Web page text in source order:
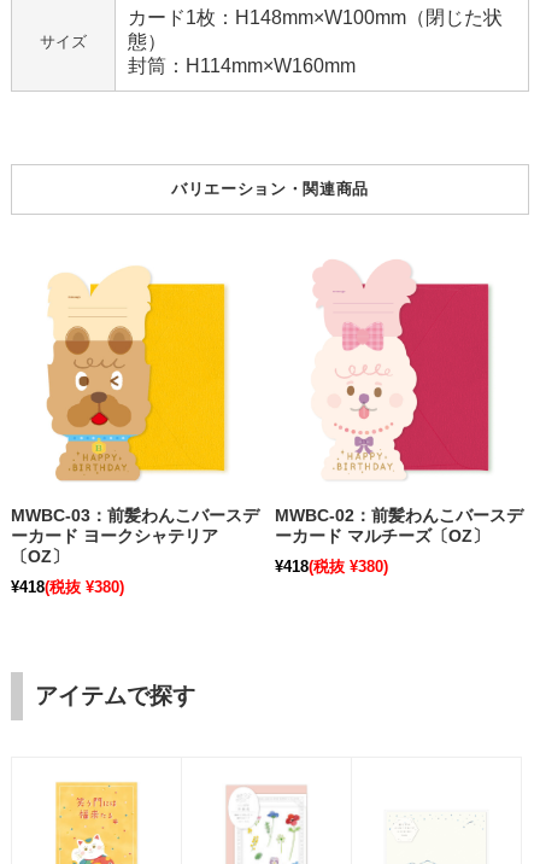
サイズ
カード1枚：H148mm×W100mm（閉じた状
態）
封筒：H114mm×W160mm
バリエーション・関連商品
MWBC-03：前髪わんこバースデ
ーカード ヨークシャテリア
〔OZ〕
¥418(税抜 ¥380)
MWBC-02：前髪わんこバースデ
ーカード マルチーズ〔OZ〕
¥418(税抜 ¥380)
アイテムで探す